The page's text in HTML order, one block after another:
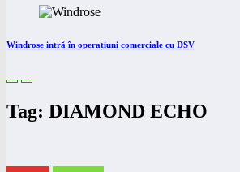
Windrose intră în operațiuni comerciale cu DSV
Tag: DIAMOND ECHO